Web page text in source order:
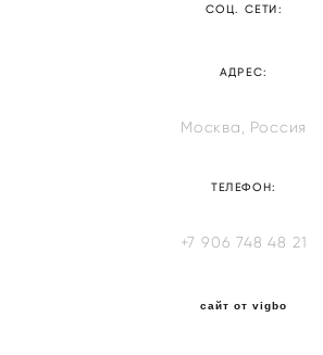
СОЦ. СЕТИ:
АДРЕС:
Москва, Россия
ТЕЛЕФОН:
+7 906 748 48 21
сайт от vigbo